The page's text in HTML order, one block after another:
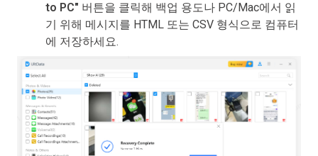
to PC" 버튼을 클릭해 백업 용도나 PC/Mac에서 읽
기 위해 메시지를 HTML 또는 CSV 형식으로 컴퓨터
에 저장하세요.